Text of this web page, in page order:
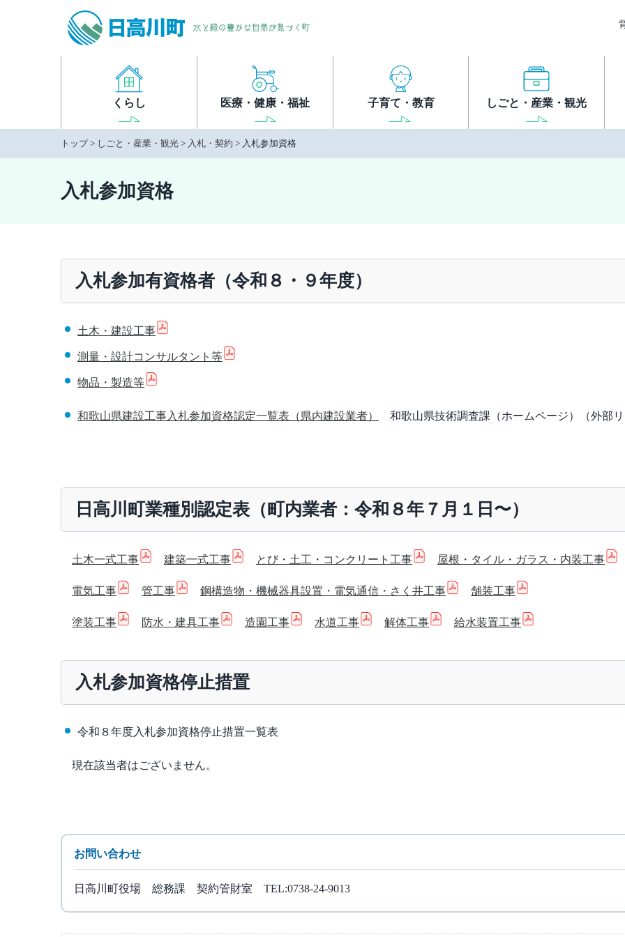
くらし 医療・健康・福祉 子育て・教育 しごと・産業・観光
トップ> しごと・産業・観光 > 入札・契約 > 入札参加資格
入札参加資格
入札参加有資格者（令和８・９年度）
土木・建設工事
測量・設計コンサルタント等
物品・製造等
和歌山県建設工事入札参加資格認定一覧表（県内建設業者） 和歌山県技術調査課（ホームページ）（外部
日高川町業種別認定表（町内業者：令和８年７月１日〜）
土木一式工事 建築一式工事 とび・土工・コンクリート工事 屋根・タイル・ガラス・内装工事
電気工事 管工事 鋼構造物・機械器具設置・電気通信・さく井工事 舗装工事
塗装工事 防水・建具工事 造園工事 水道工事 解体工事 給水装置工事
入札参加資格停止措置
令和８年度入札参加資格停止措置一覧表
現在該当者はございません。
お問い合わせ
日高川町役場 総務課 契約管財室 TEL:0738-24-9013